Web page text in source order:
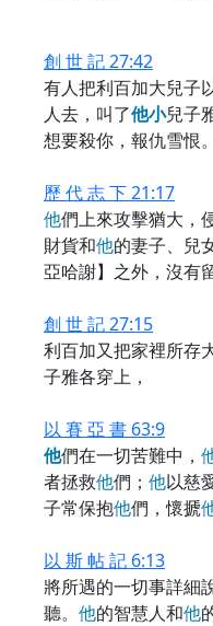
創 世 記 27:42
有人把利百加大兒子
人去，叫了他小兒子
想要殺你，報仇雪恨。
歷 代 志 下 21:17
他們上來攻擊猶大，
財貨和他的妻子、兒
亞哈謝】之外，沒有
創 世 記 27:15
利百加又把家裡所存
子雅各穿上，
以 賽 亞 書 63:9
他們在一切苦難中，
者拯救他們； 他以慈
子常保抱他們，懷搋
以 斯 帖 記 6:13
將所遇的一切事詳細
聽。 他的智慧人和他